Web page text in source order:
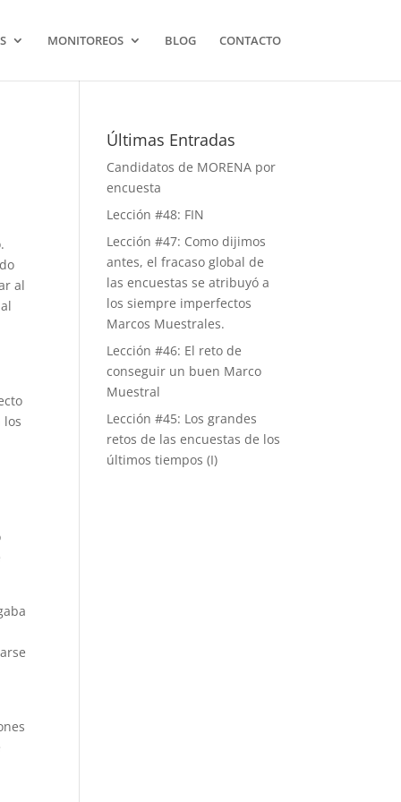
MONITOREOS BLOG CONTACTO
al
los
Últimas Entradas
Candidatos de MORENA por
encuesta
Lección #48: FIN
Lección #47: Como dijimos
antes, el fracaso global de
las encuestas se atribuyó a
los siempre imperfectos
Marcos Muestrales.
Lección #46: El reto de
conseguir un buen Marco
Muestral
Lección #45: Los grandes
retos de las encuestas de los
últimos tiempos (I)